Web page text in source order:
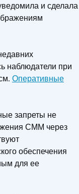
и сделала
наблюдатели при
Оперативные
запреты не
СММ через
обеспечения
для ее